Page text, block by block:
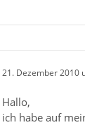
21. Dezember 2010
Hallo,
ich habe auf